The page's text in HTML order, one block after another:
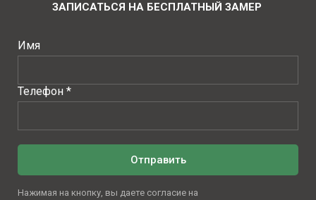
ЗАПИСАТЬСЯ НА БЕСПЛАТНЫЙ ЗАМЕР
Имя
Телефон *
Отправить
Нажимая на кнопку, вы даете согласие на